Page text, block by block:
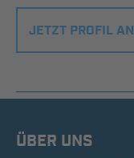
JETZT PROFIL
ÜBER UNS